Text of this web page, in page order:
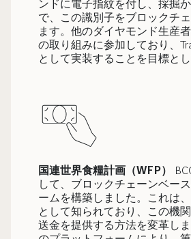
ンドに電子指紋を付し、採掘
で、この識別子をブロックチ
ます。他のダイヤモンド生産
の取り組みに参加しており、
として実装することを目標とし
国連世界食糧計画（WFP）
して、ブロックチェーンベー
ームを構築しました。これは
として知られており、この機
送金を提供する方法を変革し